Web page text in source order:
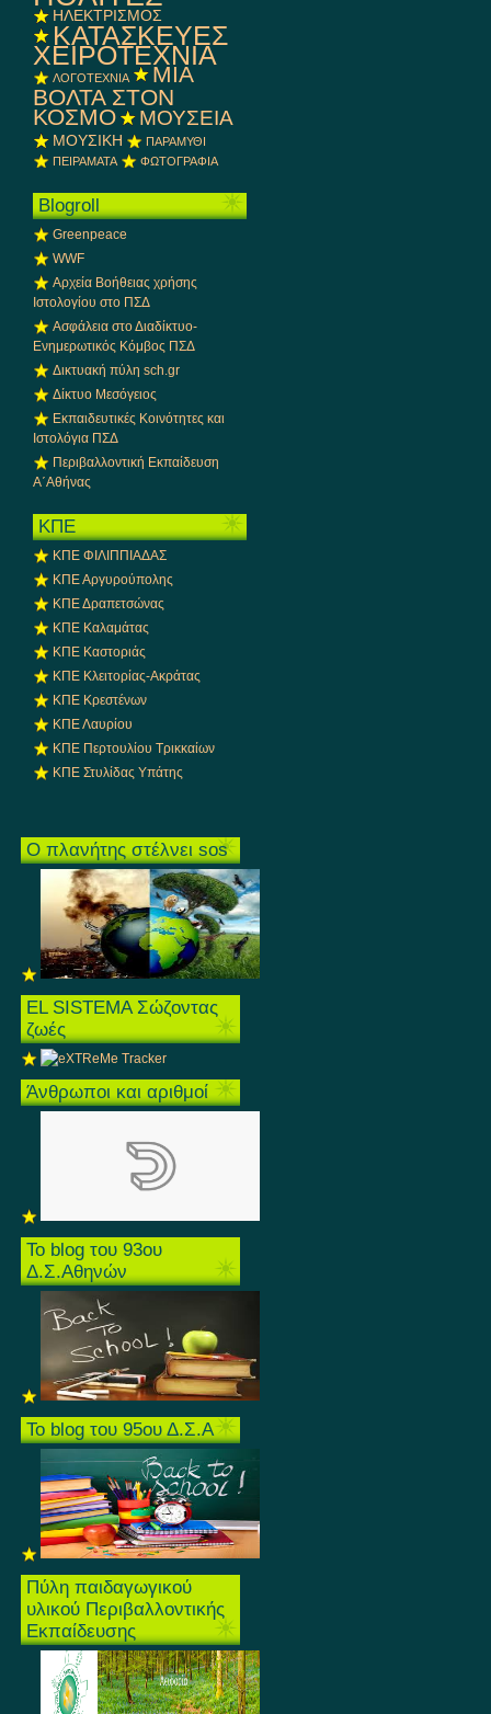
ΗΛΕΚΤΡΙΣΜΟΣ
ΚΑΤΑΣΚΕΥΕΣ
ΧΕΙΡΟΤΕΧΝΙΑ
ΛΟΓΟΤΕΧΝΙΑ
ΜΙΑ
ΒΟΛΤΑ ΣΤΟΝ
ΚΟΣΜΟ ΜΟΥΣΕΙΑ
ΜΟΥΣΙΚΗ
ΠΑΡΑΜΥΘΙ
ΠΕΙΡΑΜΑΤΑ
ΦΩΤΟΓΡΑΦΙΑ
Blogroll
Greenpeace
WWF
Αρχεία Βοήθειας χρήσης
Ιστολογίου στο ΠΣΔ
Ασφάλεια στο Διαδίκτυο-
Ενημερωτικός Κόμβος ΠΣΔ
Δικτυακή πύλη sch.gr
Δίκτυο Μεσόγειος
Εκπαιδευτικές Κοινότητες και
Ιστολόγια ΠΣΔ
Περιβαλλοντική Εκπαίδευση
Α΄Αθήνας
ΚΠΕ
KΠΕ ΦΙΛΙΠΠΙΑΔΑΣ
ΚΠΕ Αργυρούπολης
ΚΠΕ Δραπετσώνας
ΚΠΕ Καλαμάτας
ΚΠΕ Καστοριάς
ΚΠΕ Κλειτορίας-Ακράτας
ΚΠΕ Κρεστένων
ΚΠΕ Λαυρίου
ΚΠΕ Περτουλίου Τρικκαίων
ΚΠΕ Στυλίδας Υπάτης
Ο πλανήτης στέλνει sos
EL SISTEMA Σώζοντας
ζωές
Άνθρωποι και αριθμοί
Το blog του 93ου
Δ.Σ.Αθηνών
Το blog του 95ου Δ.Σ.Α
Πύλη παιδαγωγικού
υλικού Περιβαλλοντικής
Εκπαίδευσης